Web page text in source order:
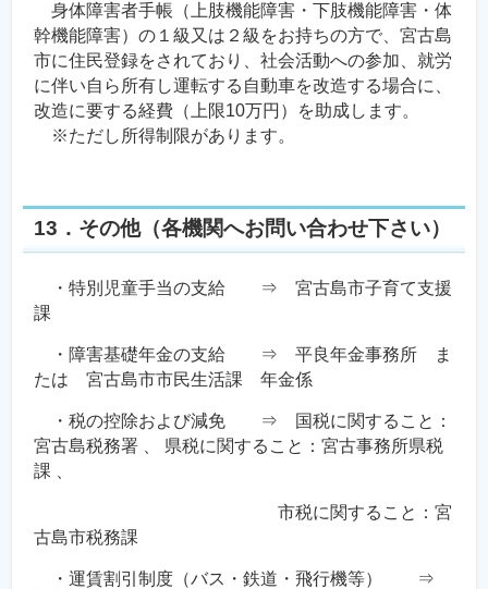
身体障害者手帳（上肢機能障害・下肢機能障害・体
幹機能障害）の１級又は２級をお持ちの方で、宮古島
市に住民登録をされており、社会活動への参加、就労
に伴い自ら所有し運転する自動車を改造する場合に、
改造に要する経費（上限10万円）を助成します。
※ただし所得制限があります。
13．その他（各機関へお問い合わせ下さい）
・特別児童手当の支給 ⇒ 宮古島市子育て支援
課
・障害基礎年金の支給 ⇒ 平良年金事務所 ま
たは 宮古島市市民生活課 年金係
・税の控除および減免 ⇒ 国税に関すること：
宮古島税務署 、 県税に関すること：宮古事務所県税
課 、
市税に関すること：宮
古島市税務課
・運賃割引制度（バス・鉄道・飛行機等） ⇒